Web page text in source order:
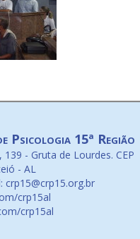
Psicologia 15ª Região
- Gruta de Lourdes. CEP
- AL
crp15@crp15.org.br
crp15al
crp15al